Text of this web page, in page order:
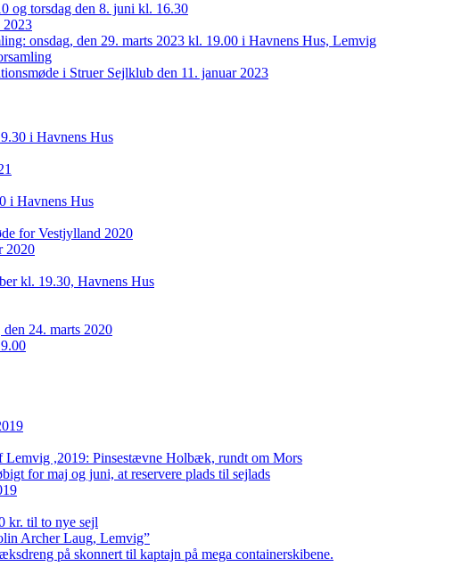
og torsdag den 8. juni kl. 16.30
2023
onsdag, den 29. marts 2023 kl. 19.00 i Havnens Hus, Lemvig
i Struer Sejlklub den 11. januar 2023
i Havnens Hus
i Havnens Hus
for Vestjylland 2020
2020
kl. 19.30, Havnens Hus
24. marts 2020
Lemvig ,2019: Pinsestævne Holbæk, rundt om Mors
for maj og juni, at reservere plads til sejlads
kr. til to nye sejl
Archer Laug, Lemvig”
på skonnert til kaptajn på mega containerskibene.